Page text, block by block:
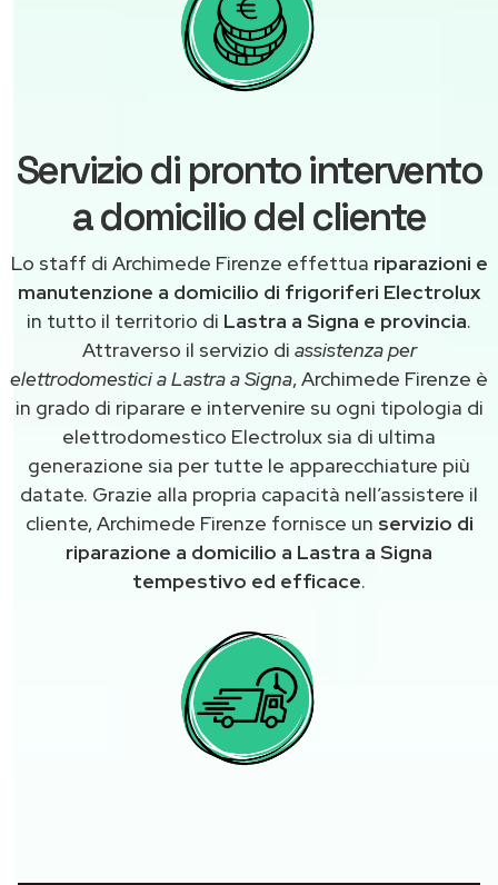
Servizio di pronto intervento
a domicilio del cliente
Lo staff di Archimede Firenze effettua riparazioni e
manutenzione a domicilio di frigoriferi Electrolux
in tutto il territorio di Lastra a Signa e provincia.
Attraverso il servizio di assistenza per
elettrodomestici a Lastra a Signa, Archimede Firenze è
in grado di riparare e intervenire su ogni tipologia di
elettrodomestico Electrolux sia di ultima
generazione sia per tutte le apparecchiature più
datate. Grazie alla propria capacità nell’assistere il
cliente, Archimede Firenze fornisce un servizio di
riparazione a domicilio a Lastra a Signa
tempestivo ed efficace.